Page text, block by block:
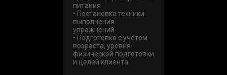
питания
• Постановка техники
выполнения
упражнений
• Подготовка с учётом
возраста, уровня
физической подготовки
и целей клиента
КОНТАКТЫ